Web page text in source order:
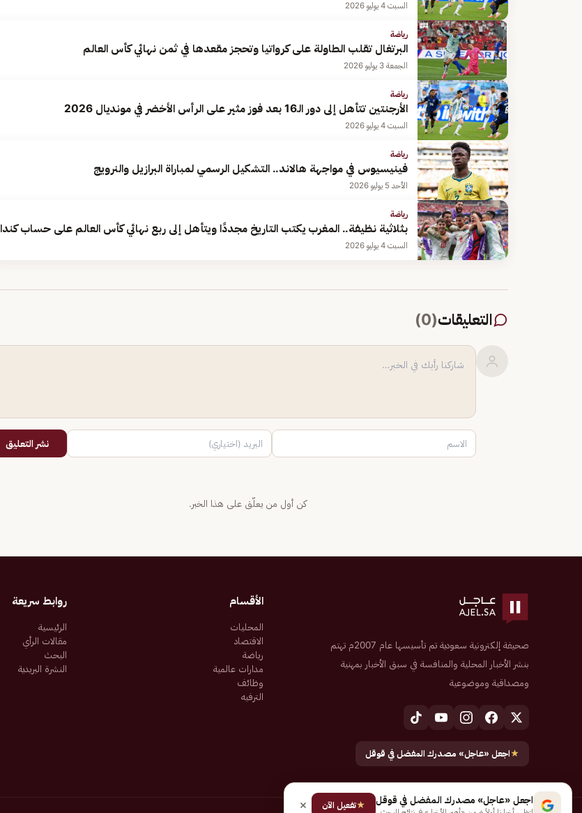
السبت 4 يوليو 2026
رياضة
البرتغال تقلب الطاولة على كرواتيا وتحجز مقعدها في ثمن نهائي كأس العالم
الجمعة 3 يوليو 2026
رياضة
الأرجنتين تتأهل إلى دور الـ16 بعد فوز مثير على الرأس الأخضر في مونديال 2026
السبت 4 يوليو 2026
رياضة
فينيسيوس في مواجهة هالاند.. التشكيل الرسمي لمباراة البرازيل والنرويج
الأحد 5 يوليو 2026
رياضة
بثلاثية نظيفة.. المغرب يكتب التاريخ مجددًا ويتأهل إلى ربع نهائي كأس العالم على حساب كندا
السبت 4 يوليو 2026
التعليقات(
0
)
نشر التعليق
كن أول من يعلّق على هذا الخبر.
صحيفة إلكترونية سعودية تم تأسيسها عام 2007م تهتم
بنشر الأخبار المحلية والمنافسة في سبق الأخبار بمهنية
ومصداقية وموضوعية
★اجعل «عاجل» مصدرك المفضل في قوقل
الأقسام
المحليات
الاقتصاد
رياضة
مدارات عالمية
وظائف
الترفيه
روابط سريعة
الرئيسية
مقالات الرأي
البحث
النشرة البريدية
اجعل «عاجل» مصدرك المفضل في قوقل ★تفعيل الآن